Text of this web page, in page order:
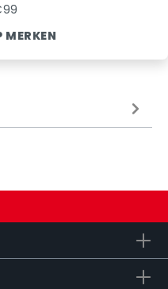
MERKEN